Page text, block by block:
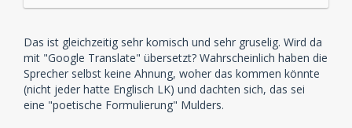
Das ist gleichzeitig sehr komisch und sehr gruselig. Wird da
mit "Google Translate" übersetzt? Wahrscheinlich haben die
Sprecher selbst keine Ahnung, woher das kommen könnte
(nicht jeder hatte Englisch LK) und dachten sich, das sei
eine "poetische Formulierung" Mulders.